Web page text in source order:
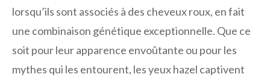
lorsqu’ils sont associés à des cheveux roux, en fait
une combinaison génétique exceptionnelle. Que ce
soit pour leur apparence envoûtante ou pour les
mythes qui les entourent, les yeux hazel captivent